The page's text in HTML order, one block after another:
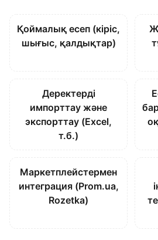
Қоймалық есеп (кіріс,
шығыс, қалдықтар)
Деректерді
импорттау және
экспорттау (Excel,
т.б.)
Маркетплейстермен
интеграция (Prom.ua,
Rozetka)